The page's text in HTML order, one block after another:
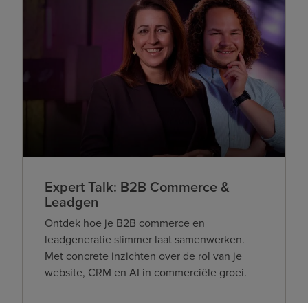
Expert Talk: B2B Commerce &
Leadgen
Ontdek hoe je B2B commerce en
leadgeneratie slimmer laat samenwerken.
Met concrete inzichten over de rol van je
website, CRM en AI in commerciële groei.